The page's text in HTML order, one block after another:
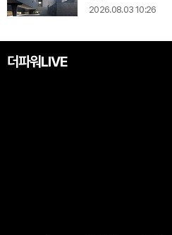
2026.08.03 10:26
더파워LIVE